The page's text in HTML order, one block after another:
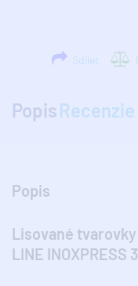
Sdílet
Popis
Popis
Lisované
LINE INOXPRESS